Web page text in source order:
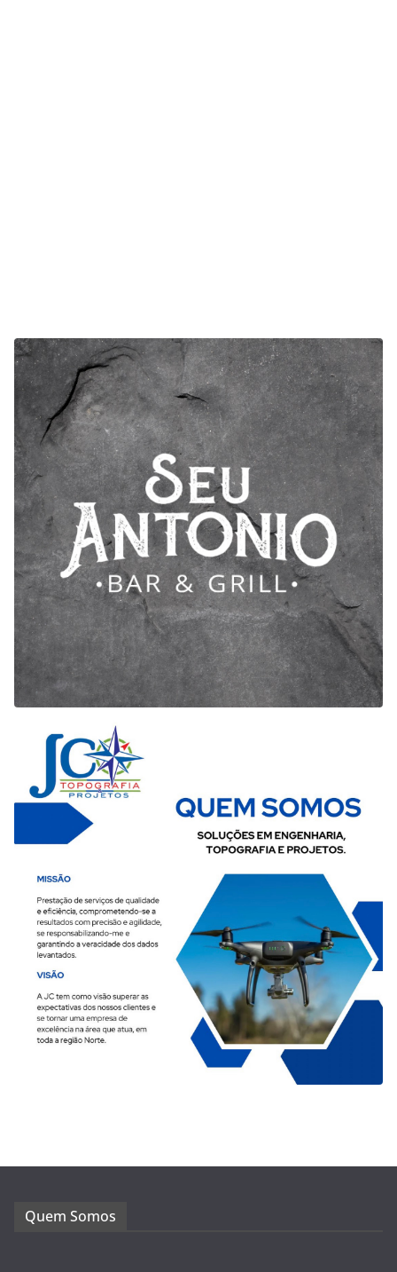
Quem Somos